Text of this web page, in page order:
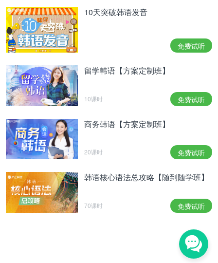
10天突破韩语发音
免费试听
留学韩语【方案定制班】
10课时 免费试听
商务韩语【方案定制班】
20课时 免费试听
韩语核心语法总攻略【随到随学班】
70课时 免费试听